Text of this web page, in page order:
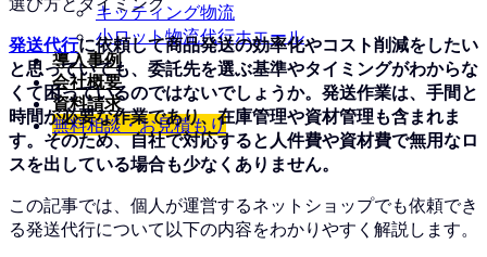
キッティング物流
小ロット物流代行ホエール
導入事例
会社概要
資料請求
無料相談・お見積もり
発送代行に依頼して商品発送の効率化やコスト削減をしたい
と思っていても、委託先を選ぶ基準やタイミングがわからな
くて困っているのではないでしょうか。発送作業は、手間と
時間が必要な作業であり、在庫管理や資材管理も含まれま
す。そのため、自社で対応すると人件費や資材費で無用なロ
スを出している場合も少なくありません。
この記事では、個人が運営するネットショップでも依頼でき
る発送代行について以下の内容をわかりやすく解説します。